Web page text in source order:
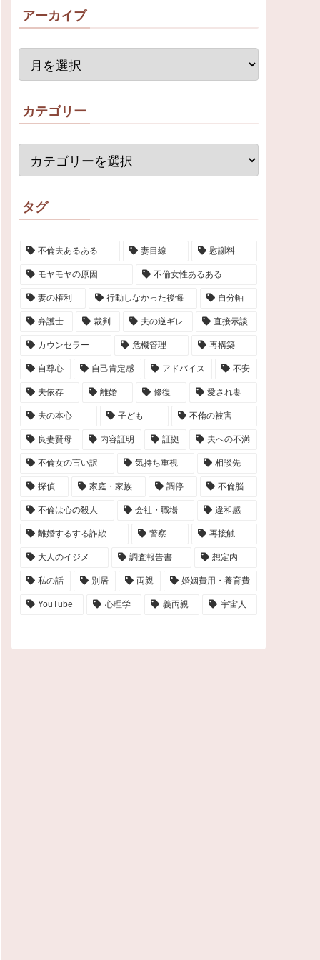
アーカイブ
カテゴリー
タグ
不倫夫あるある 妻目線 慰謝料
モヤモヤの原因 不倫女性あるある
妻の権利 行動しなかった後悔 自分軸
弁護士 裁判 夫の逆ギレ 直接示談
カウンセラー 危機管理 再構築
自尊心 自己肯定感 アドバイス 不安
夫依存 離婚 修復 愛され妻
夫の本心 子ども 不倫の被害
良妻賢母 内容証明 証拠 夫への不満
不倫女の言い訳 気持ち重視 相談先
探偵 家庭・家族 調停 不倫脳
不倫は心の殺人 会社・職場 違和感
離婚するする詐欺 警察 再接触
大人のイジメ 調査報告書 想定内
私の話 別居 両親 婚姻費用・養育費
YouTube 心理学 義両親 宇宙人